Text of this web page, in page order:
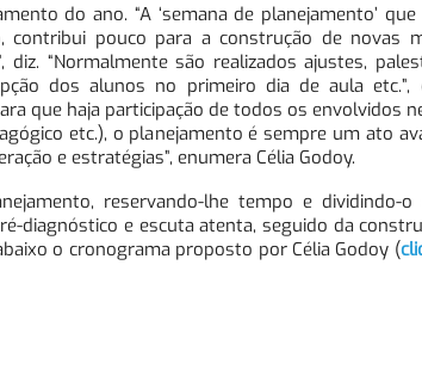
do ano. “A ‘semana de planejamento’
contribui pouco para a construção de novas
diz. “Normalmente são realizados ajustes,
dos alunos no primeiro dia de aula
que haja participação de todos os envolvidos
etc.), o planejamento é sempre um ato
e estratégias”, enumera Célia Godoy.
reservando-lhe tempo e
diagnóstico e escuta atenta, seguido da
o cronograma proposto por Célia Godoy (